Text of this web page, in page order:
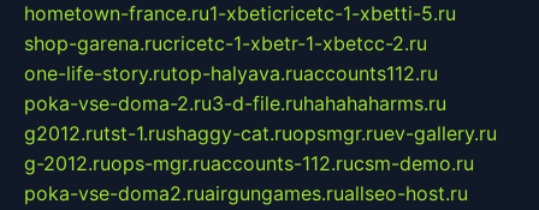
hometown-france.ru1-xbeticricetc-1-xbetti-5.ru
shop-garena.rucricetc-1-xbetr-1-xbetcc-2.ru
one-life-story.rutop-halyava.ruaccounts112.ru
poka-vse-doma-2.ru3-d-file.ruhahahaharms.ru
g2012.rutst-1.rushaggy-cat.ruopsmgr.ruev-gallery.ru
g-2012.ruops-mgr.ruaccounts-112.rucsm-demo.ru
poka-vse-doma2.ruairgungames.ruallseo-host.ru